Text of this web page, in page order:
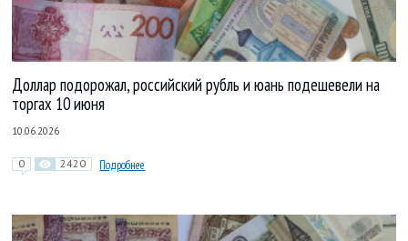
Доллар подорожал, российский рубль и юань подешевели на
торгах 10 июня
10.06.2026
0 2420 Подробнее